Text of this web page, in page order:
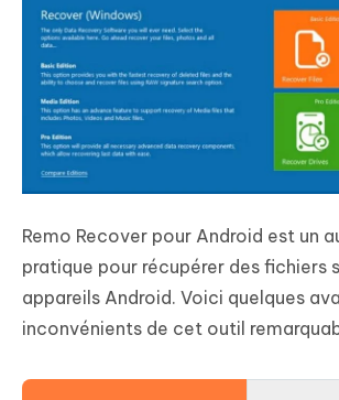
Remo Recover pour Android est un
pratique pour récupérer des fichiers
appareils Android. Voici quelques
inconvénients de cet outil